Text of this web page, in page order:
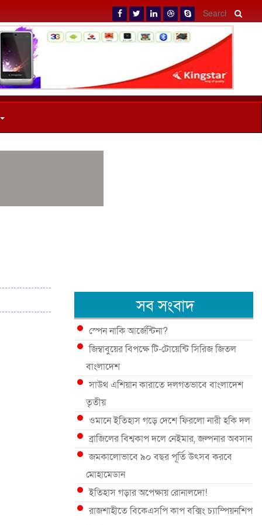
সব সংবাদ
স্পেন নাকি আর্জেন্টিনা?
জিম্বাবুয়ের বিপক্ষে টি-টোয়েন্টি সিরিজ জিতল
বাংলাদেশ
সাউথ এশিয়ান কারাতে দলগতভাবে বাংলাদেশ
তৃতীয়
ওমানে ইতিহাস গড়ে দেশে ফিরলো নারী হকি দল
ব্রাজিলের বিশ্বকাপ দলে নেইমার, জল্পনার অবসান
জমকালোভাবে ৯০ বছর পূর্তি উৎসব করবে
মোহামেডান
ইতিহাস গড়ার অপেক্ষায় রোনালদো!
রাজশাহীতে বিকেএসপি কাপ বক্সিং চ্যাম্পিয়নশিপ